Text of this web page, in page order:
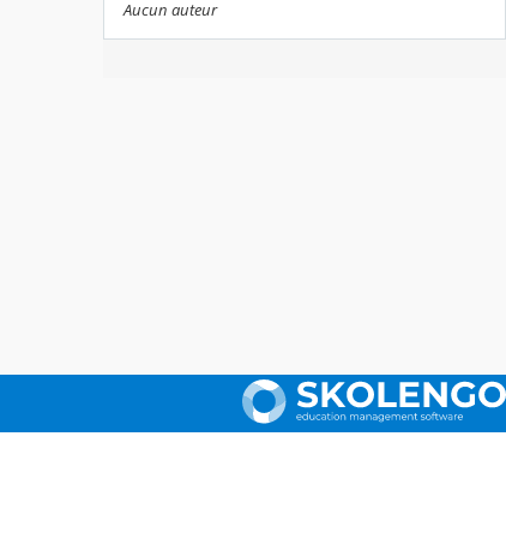
Aucun auteur